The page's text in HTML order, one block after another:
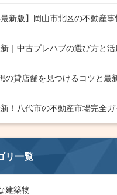
｜中古プレハブの選び方と活
リ一覧
建築物